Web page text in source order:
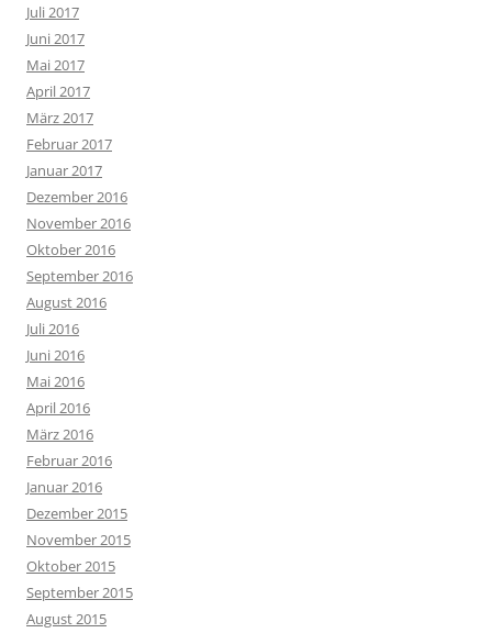
Juli 2017
Juni 2017
Mai 2017
April 2017
März 2017
Februar 2017
Januar 2017
Dezember 2016
November 2016
Oktober 2016
September 2016
August 2016
Juli 2016
Juni 2016
Mai 2016
April 2016
März 2016
Februar 2016
Januar 2016
Dezember 2015
November 2015
Oktober 2015
September 2015
August 2015